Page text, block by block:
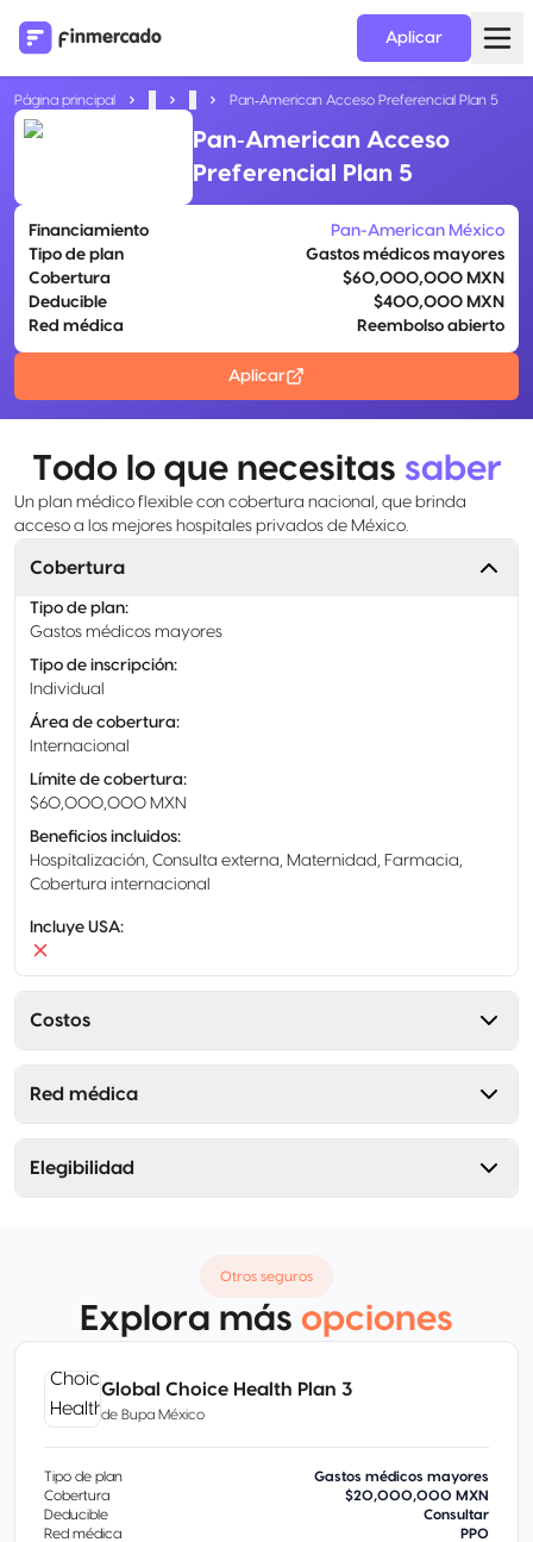
Aplicar
Página principal Pan‑American Acceso Preferencial Plan 5
Pan‑American Acceso
Preferencial Plan 5
Financiamiento
Pan-American México
Tipo de plan
Gastos médicos mayores
Cobertura
$60,000,000 MXN
Deducible
$400,000 MXN
Red médica
Reembolso abierto
Aplicar
Todo lo que necesitas saber
Un plan médico flexible con cobertura nacional, que brinda
acceso a los mejores hospitales privados de México.
Cobertura
Tipo de plan:
Gastos médicos mayores
Tipo de inscripción:
Individual
Área de cobertura:
Internacional
Límite de cobertura:
$60,000,000 MXN
Beneficios incluidos:
Hospitalización, Consulta externa, Maternidad, Farmacia,
Cobertura internacional
Incluye USA:
Costos
Red médica
Elegibilidad
Otros seguros
Explora más opciones
Global Choice Health Plan 3
de Bupa México
Tipo de plan
Gastos médicos mayores
Cobertura
$20,000,000 MXN
Deducible
Consultar
Red médica
PPO